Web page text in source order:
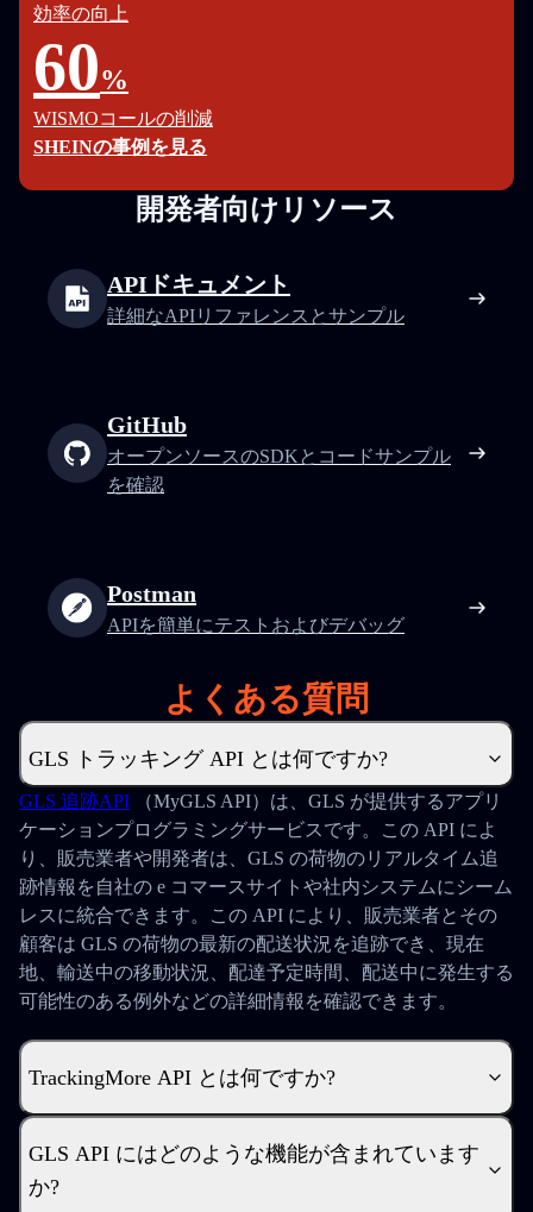
効率の向上
60%
WISMOコールの削減
SHEINの事例を見る
開発者向けリソース
APIドキュメント
詳細なAPIリファレンスとサンプル
GitHub
オープンソースのSDKとコードサンプル
を確認
Postman
APIを簡単にテストおよびデバッグ
よくある質問
GLS トラッキング API とは何ですか?
GLS 追跡API （MyGLS API）は、GLS が提供するアプリ
ケーションプログラミングサービスです。この API によ
り、販売業者や開発者は、GLS の荷物のリアルタイム追
跡情報を自社の e コマースサイトや社内システムにシーム
レスに統合できます。この API により、販売業者とその
顧客は GLS の荷物の最新の配送状況を追跡でき、現在
地、輸送中の移動状況、配達予定時間、配送中に発生する
可能性のある例外などの詳細情報を確認できます。
TrackingMore API とは何ですか?
GLS API にはどのような機能が含まれています
か?